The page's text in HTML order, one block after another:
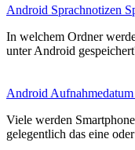
Android Sprachnotizen
In welchem Ordner
unter Android
Android Aufnahmedatum
Viele werden
gelegentlich das eine